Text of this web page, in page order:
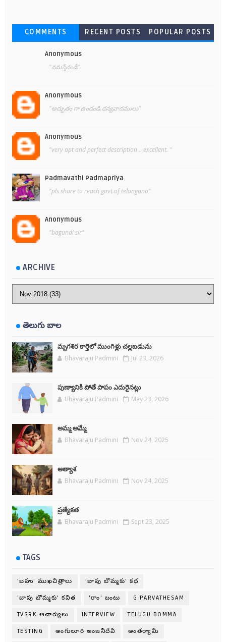
COMMENTS RECENT POSTS POPULAR POSTS
Anonymous
"నమస్తేనండీ"
Anonymous
"అద్భుతం గా ఉందండి.ధన్యవాదములు"
Anonymous
"very apt and perfect description .. excellent. "
Padmavathi Padmapriya
"pls share to reach govt.of telangana"
Anonymous
"bagundi sir"
ARCHIVE
తెలుగు బాల
మృగశిర కార్తెలో ముంగిళ్లు చల్లబడును
Bhavaraju Padmini Jul 23, 2026
పుణ్యానికి పోతే పాపం ఎదురైనట్లు
Bhavaraju Padmini May 23, 2026
అమ్మ అమ్మే
Bhavaraju Padmini Nov 24, 2025
అత్యాశ
Bhavaraju Padmini Nov 24, 2025
ప్రత్యేకత
Bhavaraju Padmini Sept 23, 2025
TAGS
'బహు' ముఖచిత్రాలు 'బాపు బొమ్మకు' కధ
'బాపు బొమ్మకు' కవిత 'రాం' బంటు G PARVATHESAM
TVSRK.ఆచార్యులు INTERVIEW TELUGU BOMMA
TESTING అంగులూరి అంజనీదేవి అంతర్యామి